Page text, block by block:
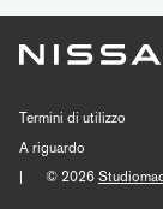
Termini di utilizzo
A riguardo
|
© 2026